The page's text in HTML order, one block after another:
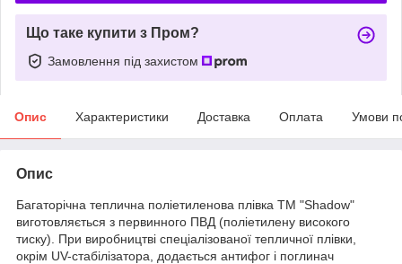
Що таке купити з Пром?
Замовлення під захистом
Опис Характеристики Доставка Оплата Умови
Опис
Багаторічна теплична поліетиленова плівка ТМ "Shadow"
виготовляється з первинного ПВД (поліетилену високого
тиску). При виробництві спеціалізованої тепличної плівки,
окрім UV-стабілізатора, додається антифог і поглинач